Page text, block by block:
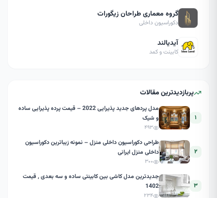
گروه معماری طراحان زیگورات
دکوراسیون داخلی
آیدیالند
کابینت و کمد
پربازدیدترین مقالات
۱
مدل پردهای جدید پذیرایی 2022 – قیمت پرده پذیرایی ساده
و شیک
۴۹۳
۲
طراحی دکوراسیون داخلی منزل – نمونه زیباترین دکوراسیون
داخلی منزل ایرانی
۳۰۰
۳
جدیدترین مدل کاشی بین کابینتی ساده و سه بعدی , قیمت
1402
۲۳۴